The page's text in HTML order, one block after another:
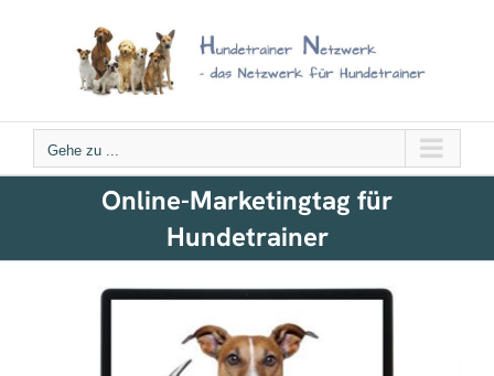
Gehe zu ...
Online-Marketingtag für
Hundetrainer